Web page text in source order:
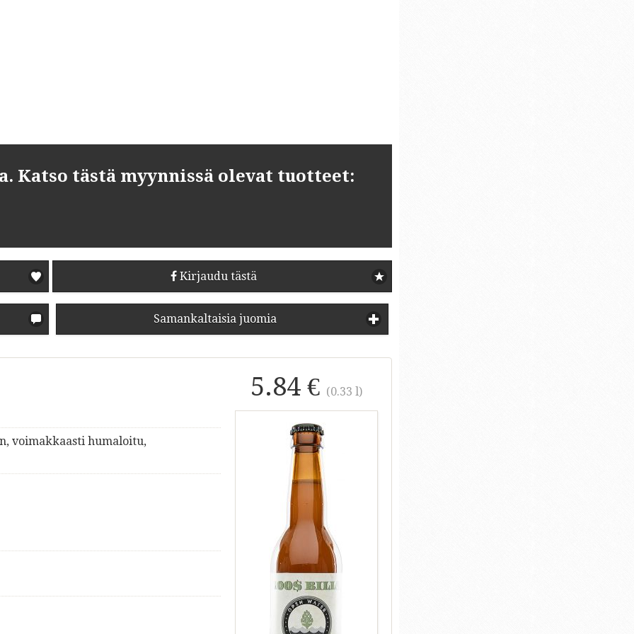
Katso tästä myynnissä olevat tuotteet:
Kirjaudu tästä
Samankaltaisia juomia
5.84 € (0.33 l)
voimakkaasti humaloitu,